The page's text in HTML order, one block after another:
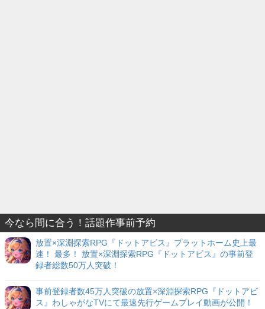
今なら間に合う！話題作事前予約
放置×深淵探索RPG『ドットアビス』プラットホーム史上最
速！ 最多！ 放置×深淵探索RPG『ドットアビス』の事前登
録者総数50万人突破！
事前登録者数45万人突破の放置×深淵探索RPG『ドットアビ
ス』わしゃがなTVにて最速先行ゲームプレイ動画が公開！